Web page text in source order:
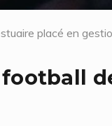
placé en